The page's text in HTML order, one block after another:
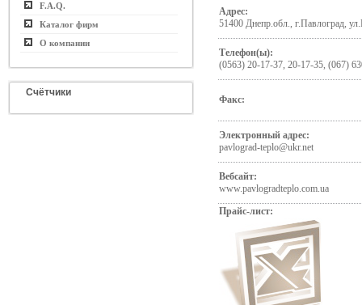
F.A.Q.
Каталог фирм
О компании
Счётчики
Адрес:
51400 Днепр.обл., г.Павлоград,
Телефон(ы):
(0563) 20-17-37, 20-17-35, (067)
Факс:
Электронный адрес:
pavlograd-teplo@ukr.net
Вебсайт:
www.pavlogradteplo.com.ua
Прайс-лист: